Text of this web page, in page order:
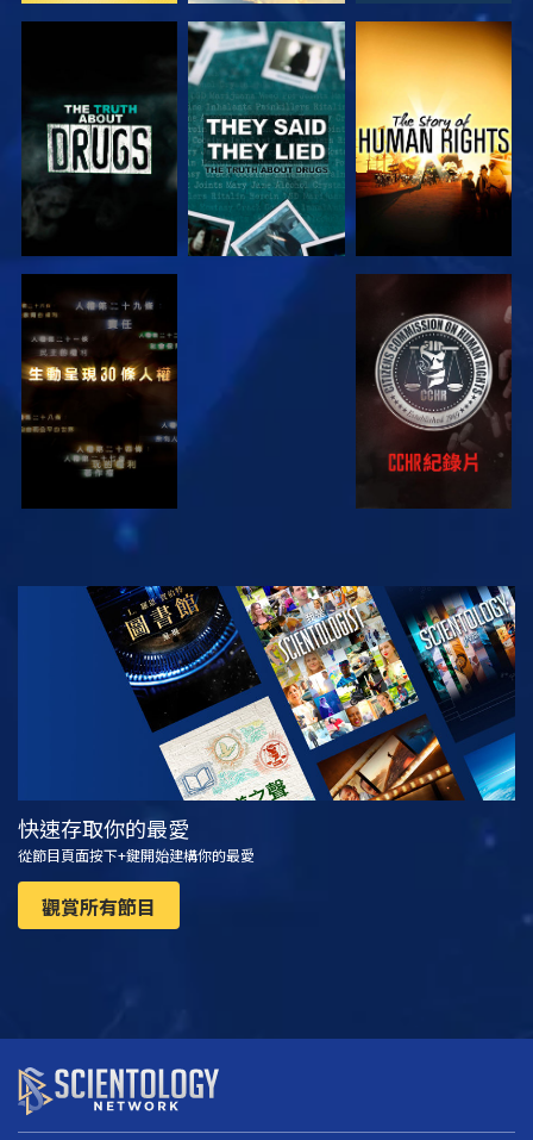
觀看 觀看
觀看 觀看
觀看 探索系列節目
快速存取你的最愛
從節目頁面按下+鍵開始建構你的最愛
觀賞所有節目